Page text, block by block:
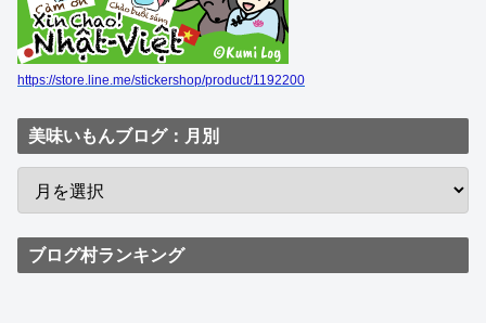
https://store.line.me/stickershop/product/1192200
美味いもんブログ：月別
ブログ村ランキング